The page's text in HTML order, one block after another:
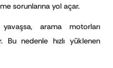
sorunlarına yol açar.
arama motorları
Bu nedenle hızlı yüklenen